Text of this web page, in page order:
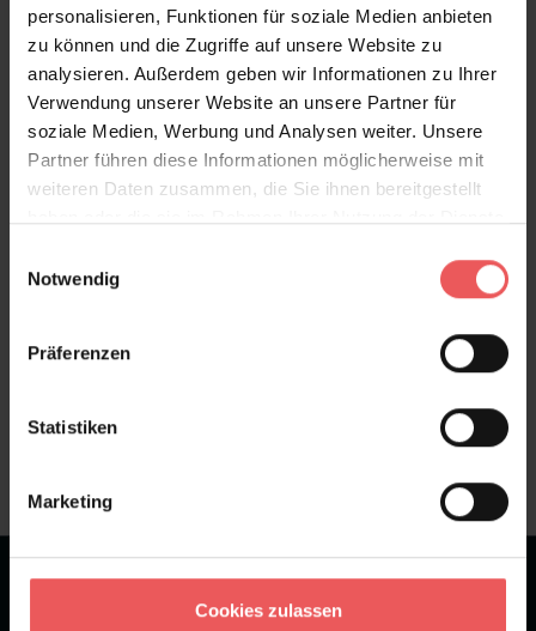
personalisieren, Funktionen für soziale Medien anbieten
zu können und die Zugriffe auf unsere Website zu
analysieren. Außerdem geben wir Informationen zu Ihrer
Verwendung unserer Website an unsere Partner für
soziale Medien, Werbung und Analysen weiter. Unsere
Partner führen diese Informationen möglicherweise mit
weiteren Daten zusammen, die Sie ihnen bereitgestellt
Notwendig
Präferenzen
Statistiken
Marketing
Cookies zulassen
Produktdetails
Versand & Zahlung
Bewertungen
Frage stellen